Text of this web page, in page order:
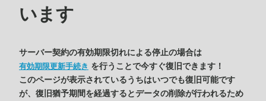
います
サーバー契約の有効期限切れによる停止の場合は
有効期限更新手続き を行うことで今すぐ復旧できます！
このページが表示されているうちはいつでも復旧可能です
が、復旧猶予期間を経過するとデータの削除が行われるため